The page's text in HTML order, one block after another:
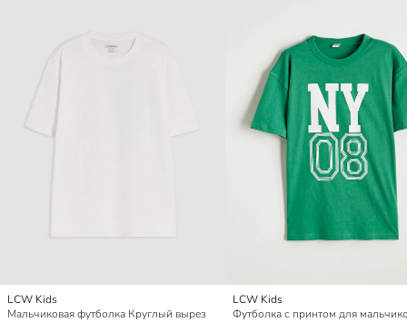
LCW Kids
Мальчиковая футболка Круглый вырез
LCW Kids
Футболка с принтом для